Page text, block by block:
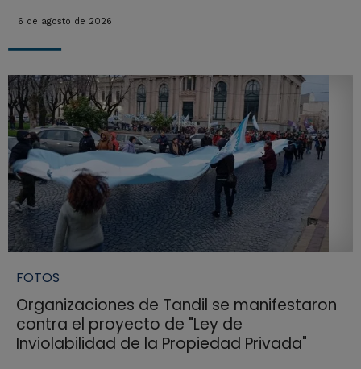
6 de agosto de 2026
FOTOS
Organizaciones de Tandil se manifestaron
contra el proyecto de "Ley de
Inviolabilidad de la Propiedad Privada"